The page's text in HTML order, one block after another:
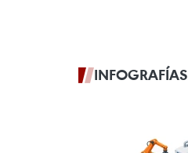
INFOGRAFÍAS